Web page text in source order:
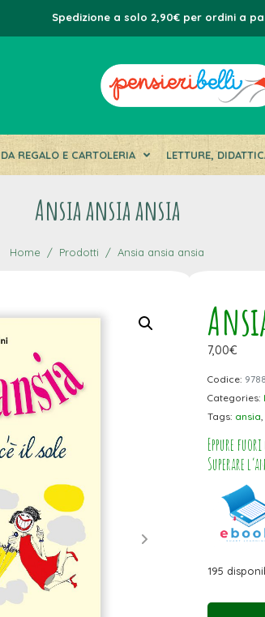
Spedizione a solo 2,90€ per ordini a
REGALO E CARTOLERIA LETTURE,
Ansia ansia ansia
Home Prodotti Ansia ansia ansia
7,00€
Codice:
Categories:
Tags: ansia,
Eppure
Superare
195